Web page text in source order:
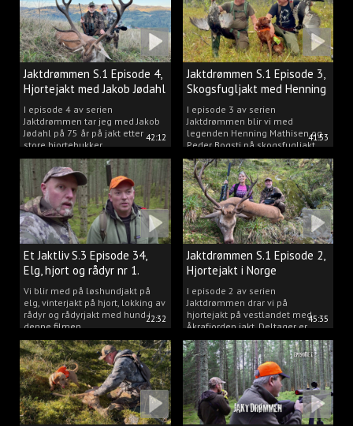
42:12
Jaktdrømmen S.1 Episode 4,
Hjortejakt med Jakob Jødahl
I episode 4 av serien
Jaktdrømmen tar jeg med Jakob
Jødahl på 75 år på jakt etter
store hjortebukker.
41:53
Jaktdrømmen S.1 Episode 3,
Skogsfugljakt med Henning
og Peder
I episode 3 av serien
Jaktdrømmen blir vi med
legenden Henning Mathisen og
Peder Bogsti på skogsfugljakt.
22:32
Et Jaktliv S.3 Episode 34,
Elg, hjort og rådyr nr 1.
2025
Vi blir med på løshundjakt på
elg, vinterjakt på hjort, lokking av
rådyr og rådyrjakt med hund i
denne filmen.
45:35
Jaktdrømmen S.1 Episode 2,
Hjortejakt i Norge
I episode 2 av serien
Jaktdrømmen drar vi på
hjortejakt på vestlandet med
Åkrafjorden jakt. Deltager er
Michelle Sofi Thomassen.